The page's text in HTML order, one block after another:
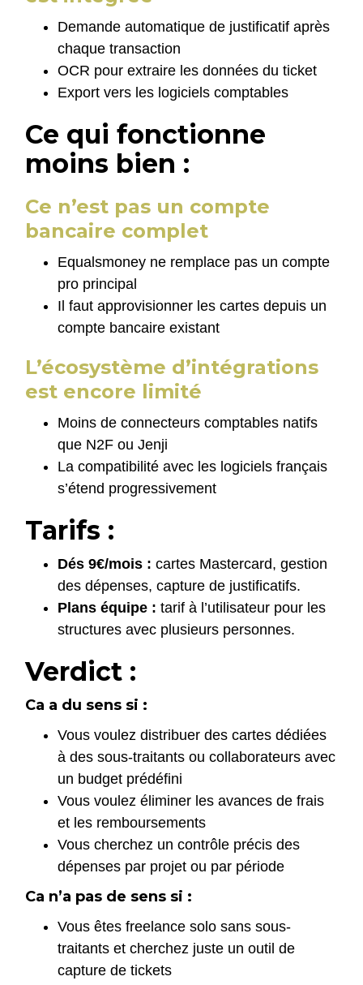
Demande automatique de justificatif après
chaque transaction
OCR pour extraire les données du ticket
Export vers les logiciels comptables
Ce qui fonctionne
moins bien :
Ce n’est pas un compte
bancaire complet
Equalsmoney ne remplace pas un compte
pro principal
Il faut approvisionner les cartes depuis un
compte bancaire existant
L’écosystème d’intégrations
est encore limité
Moins de connecteurs comptables natifs
que N2F ou Jenji
La compatibilité avec les logiciels français
s’étend progressivement
Tarifs :
Dés 9€/mois : cartes Mastercard, gestion
des dépenses, capture de justificatifs.
Plans équipe : tarif à l’utilisateur pour les
structures avec plusieurs personnes.
Verdict :
Ca a du sens si :
Vous voulez distribuer des cartes dédiées
à des sous-traitants ou collaborateurs avec
un budget prédéfini
Vous voulez éliminer les avances de frais
et les remboursements
Vous cherchez un contrôle précis des
dépenses par projet ou par période
Ca n’a pas de sens si :
Vous êtes freelance solo sans sous-
traitants et cherchez juste un outil de
capture de tickets